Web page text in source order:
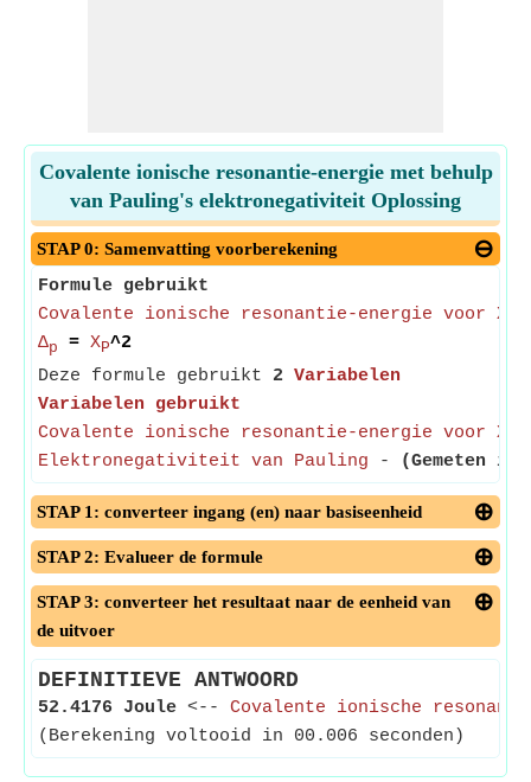
Covalente ionische resonantie-energie met behulp
van Pauling's elektronegativiteit Oplossing
STAP 0: Samenvatting voorberekening
Formule gebruikt
Covalente ionische resonantie-energie voor Xₚ
Δp = XP^2
Deze formule gebruikt 2 Variabelen
Variabelen gebruikt
Covalente ionische resonantie-energie voor Xₚ
Elektronegativiteit van Pauling - (Gemeten in
STAP 1: converteer ingang (en) naar basiseenheid
STAP 2: Evalueer de formule
STAP 3: converteer het resultaat naar de eenheid van
de uitvoer
DEFINITIEVE ANTWOORD
52.4176 Joule <-- Covalente ionische
(Berekening voltooid in 00.006 seconden)